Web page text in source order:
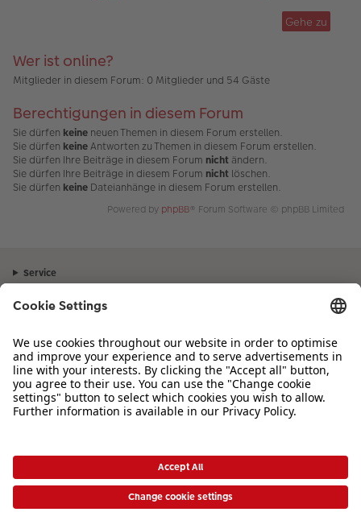
tr
a
g
v
o
n
1
Gehe zu
Wer ist online?
Mitglieder in diesem Forum: 0 Mitglieder und 54 Gäste
Berechtigungen in diesem Forum
Sie dürfen keine neuen Themen in diesem Forum erstellen.
Sie dürfen keineAntworten zu Themen in diesem Forum erstellen.
Sie dürfen Ihre Beiträge in diesem Forum nicht ändern.
Sie dürfen Ihre Beiträge in diesem Forum nicht löschen.
Sie dürfen keine Dateianhänge in diesem Forum erstellen.
Powered by phpBB® Forum Software © phpBB Limited
Service
Sortiment
Inspiration
Bei Fragen zu Produkten oder der Bestellung können Sie uns gerne von